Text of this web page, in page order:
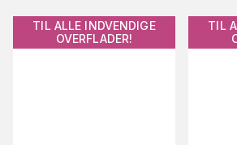
TIL ALLE INDVENDIGE
OVERFLADER!
TIL